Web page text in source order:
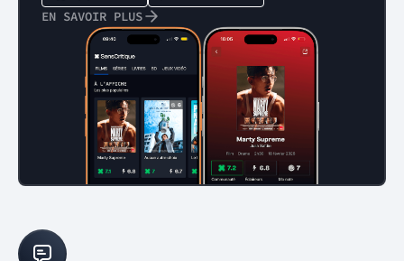
EN SAVOIR PLUS